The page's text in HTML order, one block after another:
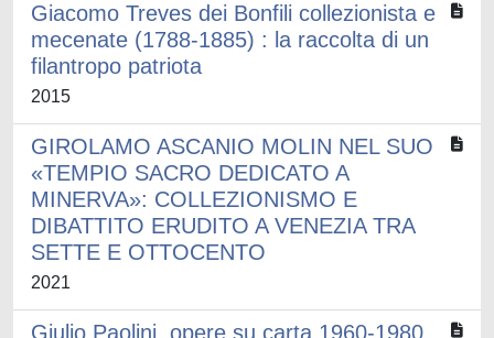
Giacomo Treves dei Bonfili collezionista e
mecenate (1788-1885) : la raccolta di un
filantropo patriota
2015
GIROLAMO ASCANIO MOLIN NEL SUO
«TEMPIO SACRO DEDICATO A
MINERVA»: COLLEZIONISMO E
DIBATTITO ERUDITO A VENEZIA TRA
SETTE E OTTOCENTO
2021
Giulio Paolini, opere su carta 1960-1980